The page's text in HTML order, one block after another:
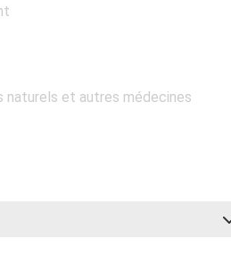
naturels et autres médecines